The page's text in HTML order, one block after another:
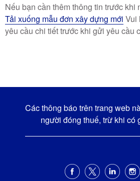
Nếu bạn cần thêm thông tin trước khi
Tải xuống mẫu đơn xây dựng mới Vui
yêu cầu chi tiết trước khi gửi yêu cầu
Các thông báo trên trang web
người đóng thuế, trừ khi có